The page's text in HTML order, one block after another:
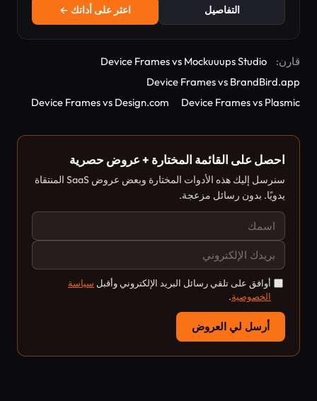
التفاصيل اعثر على أداتك ←
قارن:
Device Frames vs Mockuuups Studio
Device Frames vs BrandBird.app
Device Frames vs Design.com
Device Frames vs Plasmic
احصل على القائمة المختارة + عروض حصرية
سنرسل إليك هذه الأدوات المختارة وبعض عروض SaaS المنتقاة
يدويًا. بدون رسائل مزعجة.
أوافق على تلقي رسائل البريد الإلكتروني وأقبل سياسة
الخصوصية.
أرسل لي العروض